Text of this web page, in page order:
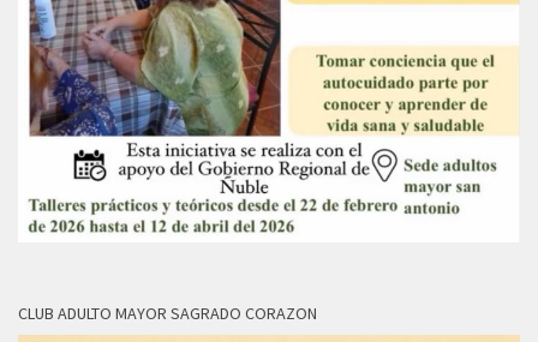
CLUB ADULTO MAYOR SAGRADO CORAZON